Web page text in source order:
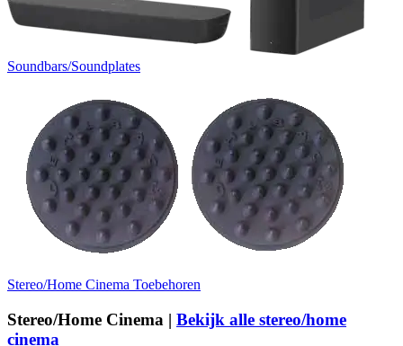
Soundbars/Soundplates
Stereo/Home Cinema Toebehoren
Stereo/Home Cinema | Bekijk alle stereo/home
cinema